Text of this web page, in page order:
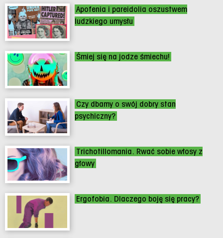
Apofenia i pareidolia oszustwem
ludzkiego umysłu
Śmiej się na jodze śmiechu!
Czy dbamy o swój dobry stan
psychiczny?
Trichotillomania. Rwać sobie włosy z
głowy
Ergofobia. Dlaczego boję się pracy?